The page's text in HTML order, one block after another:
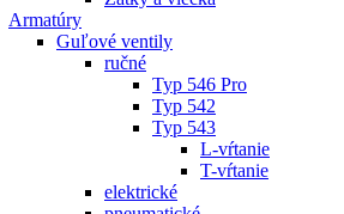
Armatúry
Guľové ventily
ručné
Typ 546 Pro
Typ 542
Typ 543
L-vŕtanie
T-vŕtanie
elektrické